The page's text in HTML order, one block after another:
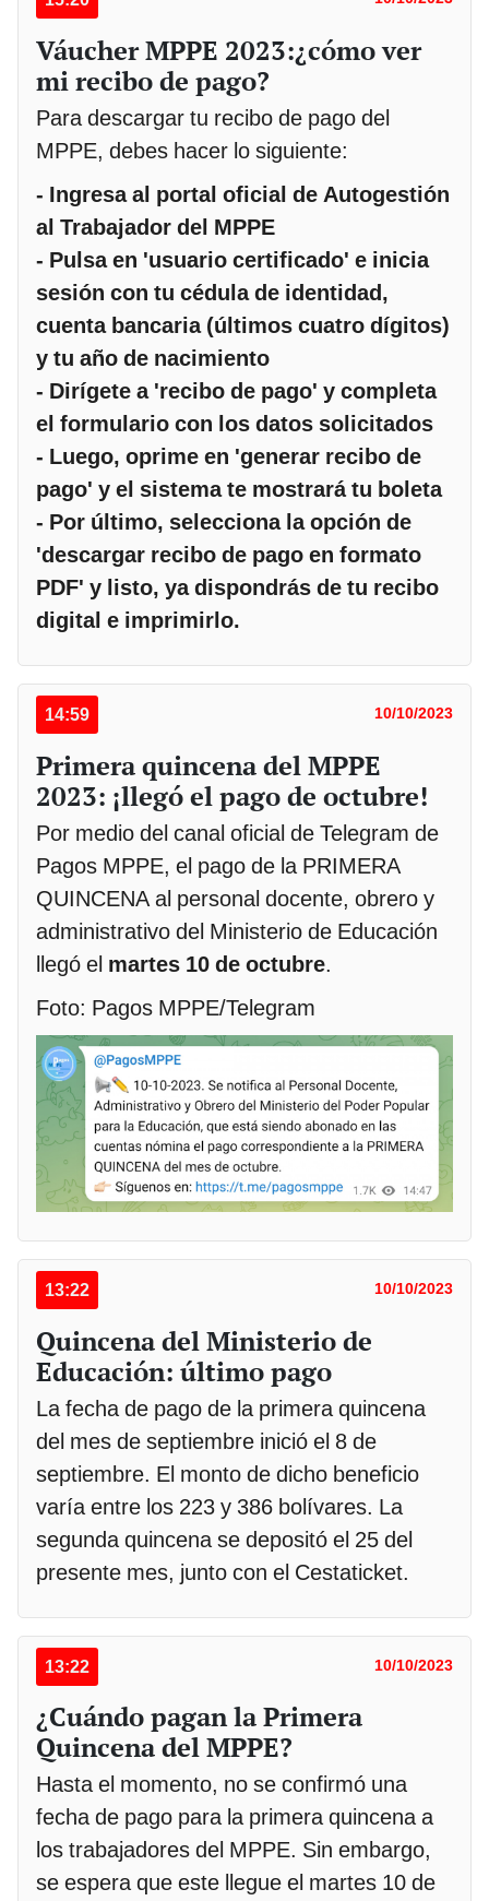
Váucher MPPE 2023:¿cómo ver
mi recibo de pago?
Para descargar tu recibo de pago del
MPPE, debes hacer lo siguiente:
- Ingresa al portal oficial de Autogestión
al Trabajador del MPPE
- Pulsa en 'usuario certificado' e inicia
sesión con tu cédula de identidad,
cuenta bancaria (últimos cuatro dígitos)
y tu año de nacimiento
- Dirígete a 'recibo de pago' y completa
el formulario con los datos solicitados
- Luego, oprime en 'generar recibo de
pago' y el sistema te mostrará tu boleta
- Por último, selecciona la opción de
'descargar recibo de pago en formato
PDF' y listo, ya dispondrás de tu recibo
digital e imprimirlo.
14:59 10/10/2023
Primera quincena del MPPE
2023: ¡llegó el pago de octubre!
Por medio del canal oficial de Telegram de
Pagos MPPE, el pago de la PRIMERA
QUINCENA al personal docente, obrero y
administrativo del Ministerio de Educación
llegó el martes 10 de octubre.
Foto: Pagos MPPE/Telegram
13:22 10/10/2023
Quincena del Ministerio de
Educación: último pago
La fecha de pago de la primera quincena
del mes de septiembre inició el 8 de
septiembre. El monto de dicho beneficio
varía entre los 223 y 386 bolívares. La
segunda quincena se depositó el 25 del
presente mes, junto con el Cestaticket.
13:22 10/10/2023
¿Cuándo pagan la Primera
Quincena del MPPE?
Hasta el momento, no se confirmó una
fecha de pago para la primera quincena a
los trabajadores del MPPE. Sin embargo,
se espera que este llegue el martes 10 de